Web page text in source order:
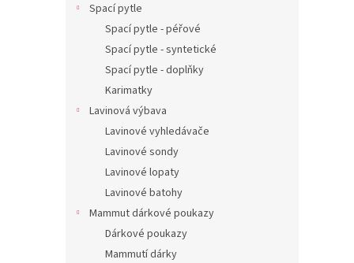
Spací pytle
Spací pytle - péřové
Spací pytle - syntetické
Spací pytle - doplňky
Karimatky
Lavinová výbava
Lavinové vyhledávače
Lavinové sondy
Lavinové lopaty
Lavinové batohy
Mammut dárkové poukazy
Dárkové poukazy
Mammutí dárky